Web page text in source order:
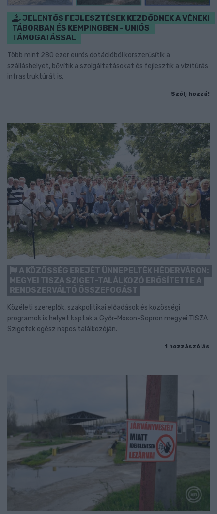
JELENTŐS FEJLESZTÉSEK KEZDŐDNEK A VÉNEKI
TÁBORBAN ÉS KEMPINGBEN - UNIÓS
TÁMOGATÁSSAL
Több mint 280 ezer eurós dotációból korszerűsítik a
szálláshelyet, bővítik a szolgáltatásokat és fejlesztik a vízitúrás
infrastruktúrát is.
Szólj hozzá!
A KÖZÖSSÉG EREJÉT ÜNNEPELTÉK HÉDERVÁRON:
MEGYEI TISZA SZIGET-TALÁLKOZÓ ERŐSÍTETTE A
RENDSZERVÁLTÓ ÖSSZEFOGÁST
Közéleti szereplők, szakpolitikai előadások és közösségi
programok is helyet kaptak a Győr-Moson-Sopron megyei TISZA
Szigetek egész napos találkozóján.
1 hozzászólás